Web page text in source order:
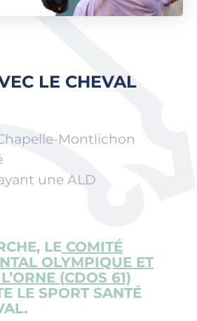
LE CHEVAL
Montlichon
une ALD
LE COMITÉ
OLYMPIQUE ET
(CDOS 61)
LE SPORT SANTÉ